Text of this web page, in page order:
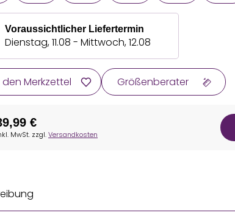
Voraussichtlicher Liefertermin
Dienstag, 11.08 - Mittwoch, 12.08
Merkzettel Größenberater
€
MwSt. zzgl.Versandkosten